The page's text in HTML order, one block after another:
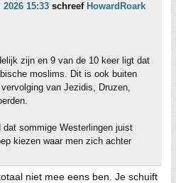
15:33 schreef HowardRoark
zijn en 9 van de 10 keer ligt dat
moslims. Dit is ook buiten
van Jezidis, Druzen,
sommige Westerlingen juist
kiezen waar men zich achter
niet mee eens ben. Je schuift